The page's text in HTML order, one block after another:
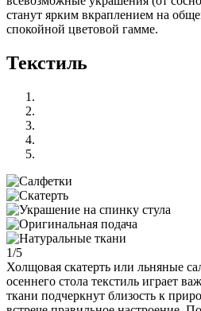
станут ярким вкраплением на
спокойной цветовой гамме.
Текстиль
1/5
Холщовая скатерть или льняные
осеннего стола текстиль играет
ткани подчеркнут близость к